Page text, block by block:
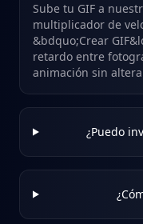
Sube tu GIF a
multiplicador de
&bdquo;Crear
retardo entre
animación sin
¿Puedo